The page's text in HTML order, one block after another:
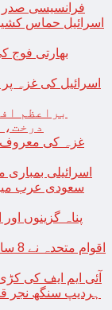
فرانسیسی صدر
براعظم
درخت،
غزہ کی معروف
اسرائیلی بمباری میں 12 سالہ فلسطینی یوٹیوبر
سعودی عرب میں
پناہ گزینوں
آئی ایم ایف کی
ہردیپ سنگھ نجر